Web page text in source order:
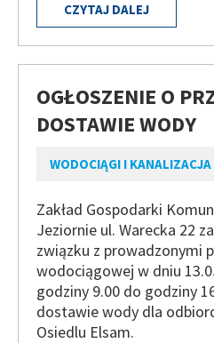
CZYTAJ DALEJ
OGŁOSZENIE O
DOSTAWIE WODY
WODOCIĄGI I KANALIZACJA
Zakład Gospodarki
Jeziornie ul. Warecka 22
związku z prowadzonymi
wodociągowej w dniu
godziny 9.00 do godziny
dostawie wody dla
Osiedlu Elsam.